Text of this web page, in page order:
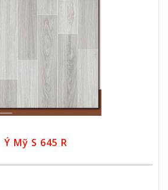
Ý Mỹ S 645 R